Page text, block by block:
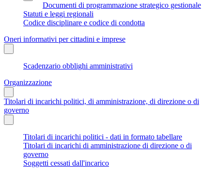
Documenti di programmazione strategico gestionale
Statuti e leggi regionali
Codice disciplinare e codice di condotta
Oneri informativi per cittadini e imprese
Scadenzario obblighi amministrativi
Organizzazione
Titolari di incarichi politici, di amministrazione, di direzione o di
governo
Titolari di incarichi politici - dati in formato tabellare
Titolari di incarichi di amministrazione di direzione o di
governo
Soggetti cessati dall'incarico